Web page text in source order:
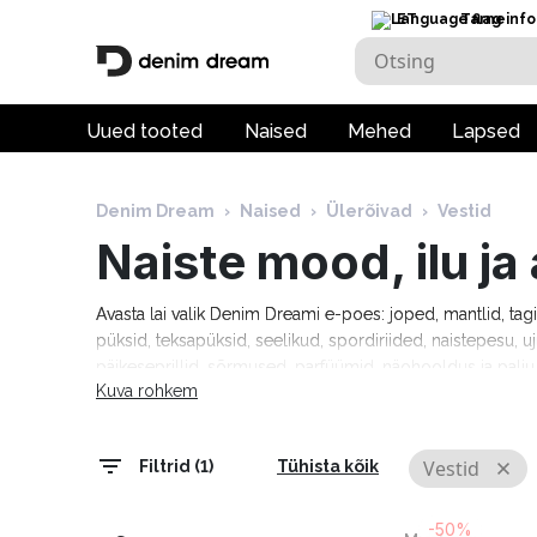
ET Tarneinfo
Uued tooted Naised Mehed Lapsed
Denim Dream › Naised › Ülerõivad › Vestid
Naiste mood, ilu
Avasta lai valik Denim Dreami e-poes: joped, mantlid,
püksid, teksapüksid, seelikud, spordiriided, naistepesu,
Tommy Hilfiger, Calvin Klein, Camel Active, Denim
Kuva rohkem
Filtrid (1) Tühista kõik Vestid
-50%